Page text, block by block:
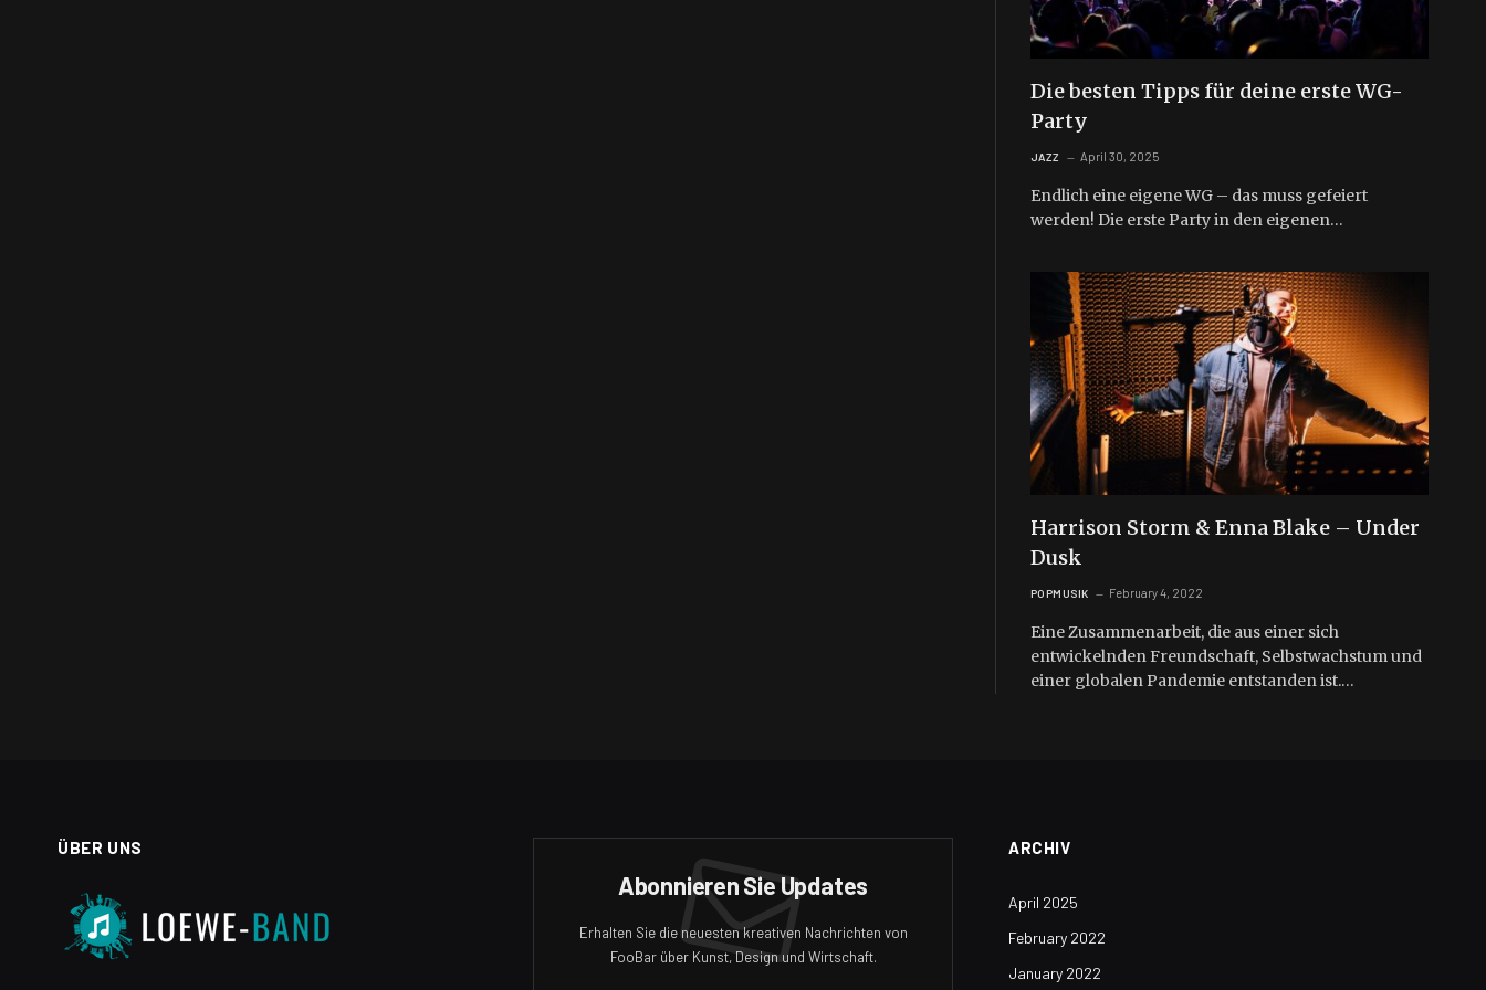
Die besten Tipps für deine erste WG-
Party
JAZZ April 30, 2025
Endlich eine eigene WG – das muss gefeiert
werden! Die erste Party in den eigenen…
Harrison Storm & Enna Blake – Under
Dusk
POPMUSIK February 4, 2022
Eine Zusammenarbeit, die aus einer sich
entwickelnden Freundschaft, Selbstwachstum und
einer globalen Pandemie entstanden ist.…
ÜBER UNS
Abonnieren Sie Updates
Erhalten Sie die neuesten kreativen Nachrichten von
FooBar über Kunst, Design und Wirtschaft.
ARCHIV
April 2025
February 2022
January 2022